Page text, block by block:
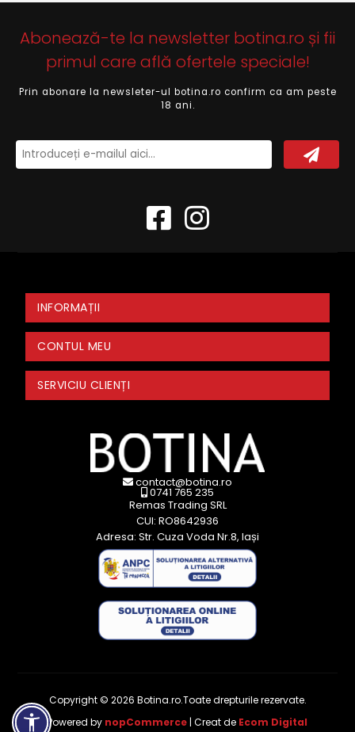
Abonează-te la newsletter botina.ro și fii
primul care află ofertele speciale!
Prin abonare la newsleter-ul botina.ro confirm ca am peste
18 ani.
INFORMAȚII
CONTUL MEU
SERVICIU CLIENȚI
contact@botina.ro
0741 765 235
Remas Trading SRL
CUI: RO8642936
Adresa: Str. Cuza Voda Nr.8, Iași
Copyright © 2026 Botina.ro.Toate drepturile rezervate.
Powered by nopCommerce | Creat de Ecom Digital